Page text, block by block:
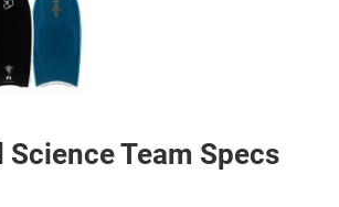
Science Team Specs